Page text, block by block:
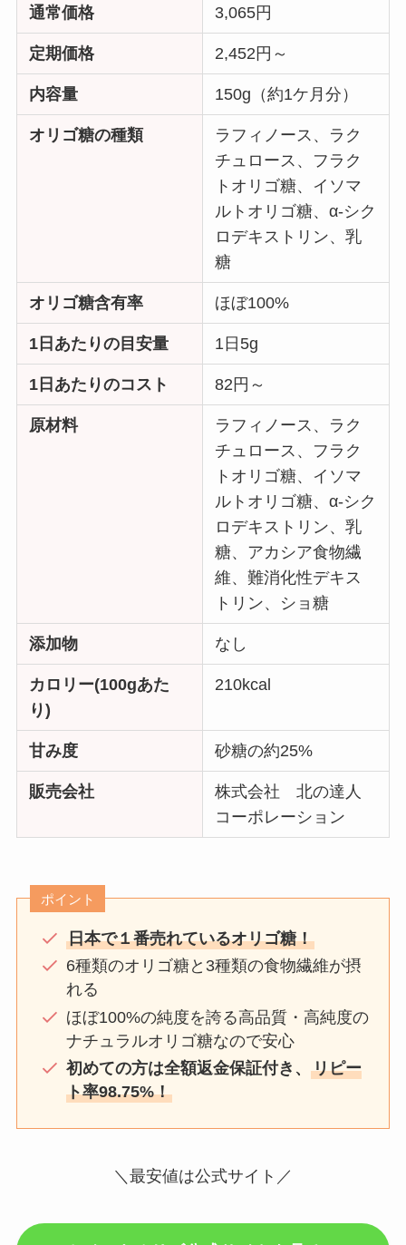
通常価格 3,065円
定期価格 2,452円～
内容量 150g（約1ケ月分）
オリゴ糖の種類
ラフィノース、ラク
チュロース、フラク
トオリゴ糖、イソマ
ルトオリゴ糖、α-シク
ロデキストリン、乳
糖
オリゴ糖含有率 ほぼ100%
1日あたりの目安量 1日5g
1日あたりのコスト 82円～
原材料
ラフィノース、ラク
チュロース、フラク
トオリゴ糖、イソマ
ルトオリゴ糖、α-シク
ロデキストリン、乳
糖、アカシア食物繊
維、難消化性デキス
トリン、ショ糖
添加物 なし
カロリー(100gあた
り)
210kcal
甘み度 砂糖の約25%
販売会社
株式会社 北の達人
コーポレーション
ポイント
日本で１番売れているオリゴ糖！
6種類のオリゴ糖と3種類の食物繊維が摂
れる
ほぼ100%の純度を誇る高品質・高純度の
ナチュラルオリゴ糖なので安心
初めての方は全額返金保証付き、 リピー
ト率98.75%！
＼最安値は公式サイト／